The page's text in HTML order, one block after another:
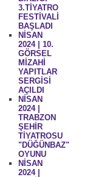
3.TİYATRO
FESTİVALİ
BAŞLADI
NİSAN
2024 | 10.
GÖRSEL
MİZAHİ
YAPITLAR
SERGİSİ
AÇILDI
NİSAN
2024 |
TRABZON
ŞEHİR
TİYATROSU
"DÜĞÜNBAZ"
OYUNU
NİSAN
2024 |